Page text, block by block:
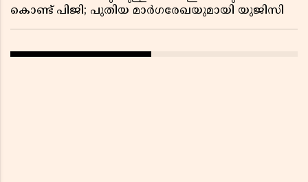
കൊണ്ട് പിജി; പുതിയ മാർഗരേഖയുമായി യുജിസി